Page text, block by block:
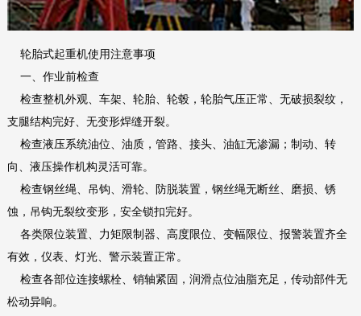
轮胎式起重机使用注意事项
一、作业前检查
检查整机外观、车架、轮胎、轮毂，轮胎气压正常、无破损裂纹，
支腿结构完好、无变形焊缝开裂。
检查液压系统油位、油质，管路、接头、油缸无渗漏；制动、转
向、液压操作机构灵活可靠。
检查钢丝绳、吊钩、滑轮、防脱装置，钢丝绳无断丝、磨损、锈
蚀，吊钩无裂纹变形，安全锁扣完好。
各类限位装置、力矩限制器、高度限位、变幅限位、报警装置齐全
有效，仪表、灯光、警示装置正常。
检查各部位连接螺栓、销轴紧固，润滑点位油脂充足，传动部件无
松动异响。